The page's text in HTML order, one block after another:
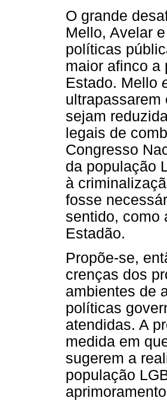
O grande
Mello, Avelar
políticas
maior afinco a
Estado. Mello
ultrapassarem
sejam
legais de
Congresso
da população
à
fosse
sentido, como
Estadão.
Propõe-se,
crenças dos
ambientes de
políticas
atendidas. A
medida em
sugerem a
população